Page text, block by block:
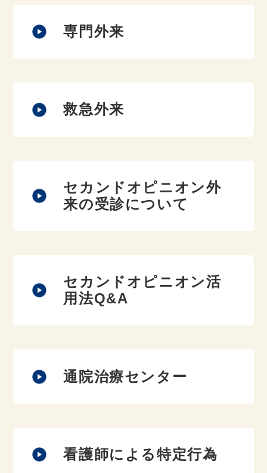
専門外来
救急外来
セカンドオピニオン外
来の受診について
セカンドオピニオン活
用法Q&A
通院治療センター
看護師による特定行為